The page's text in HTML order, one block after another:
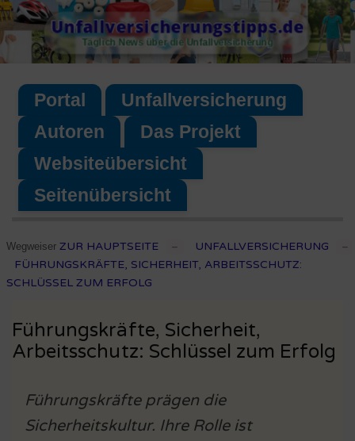
Skip
to
content
Unfallversicherungstipps.de
Täglich News über die Unfallversicherung
Portal
Unfallversicherung
Autoren
Das Projekt
Websiteübersicht
Seitenübersicht
Wegweiser ZUR HAUPTSEITE – UNFALLVERSICHERUNG –
FÜHRUNGSKRÄFTE, SICHERHEIT, ARBEITSSCHUTZ:
SCHLÜSSEL ZUM ERFOLG
Führungskräfte, Sicherheit,
Arbeitsschutz: Schlüssel zum Erfolg
Führungskräfte prägen die
Sicherheitskultur. Ihre Rolle ist